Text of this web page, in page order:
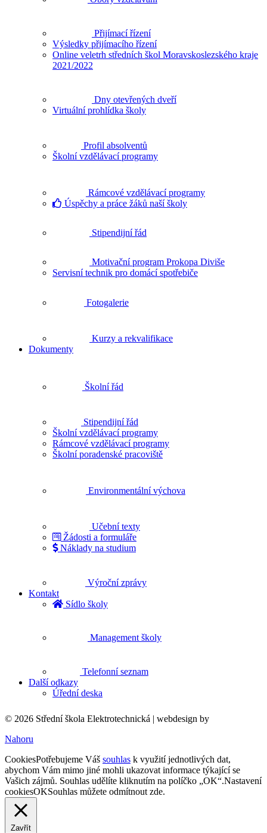
Přijímací řízení
Výsledky přijímacího řízení
Online veletrh středních škol Moravskoslezského kraje
2021/2022
Dny otevřených dveří
Virtuální prohlídka školy
Profil absolventů
Školní vzdělávací programy
Rámcové vzdělávací programy
Úspěchy a práce žáků naší školy
Stipendijní řád
Motivační program Prokopa Diviše
Servisní technik pro domácí spotřebiče
Fotogalerie
Kurzy a rekvalifikace
Dokumenty
Školní řád
Stipendijní řád
Školní vzdělávací programy
Rámcové vzdělávací programy
Školní poradenské pracoviště
Environmentální výchova
Učební texty
Žádosti a formuláře
Náklady na studium
Výroční zprávy
Kontakt
Sídlo školy
Management školy
Telefonní seznam
Další odkazy
Úřední deska
© 2026 Střední škola Elektrotechnická | webdesign by
Nahoru
CookiesPotřebujeme Váš souhlas k využití jednotlivých dat,
abychom Vám mimo jiné mohli ukazovat informace týkající se
Vašich zájmů. Souhlas udělíte kliknutím na políčko „OK“.Nastavení
cookiesOKSouhlas můžete odmítnout zde.
Zavřít